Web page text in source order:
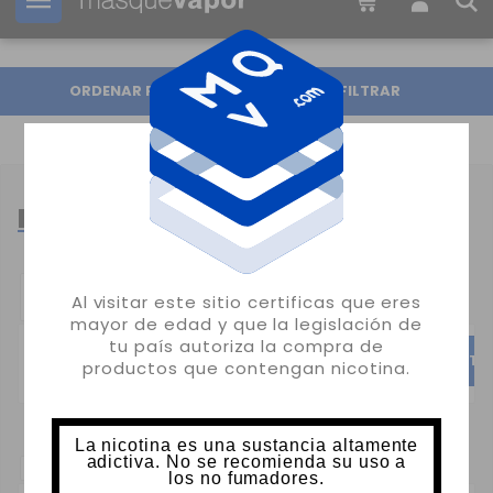
Al visitar este sitio certificas que eres
mayor de edad y que la legislación de
tu país autoriza la compra de
productos que contengan nicotina.
La nicotina es una sustancia altamente
adictiva. No se recomienda su uso a
los no fumadores.
Tu pedido puede ser enviado en 49m: 23s
ORDENAR POR FILTRAR
RESISTENCIAS ARTESANALES
POPULARES:
BACTERIO CHARRO
SUBCATEGORIAS: